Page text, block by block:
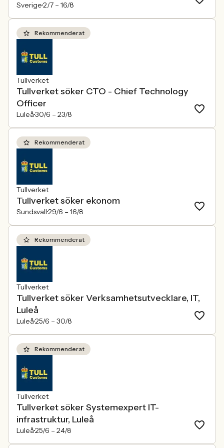
Sverige2/7 – 16/8
Rekommenderat
Tullverket
Tullverket söker CTO - Chief Technology
Officer
Luleå30/6 – 23/8
Rekommenderat
Tullverket
Tullverket söker ekonom
Sundsvall29/6 – 16/8
Rekommenderat
Tullverket
Tullverket söker Verksamhetsutvecklare, IT,
Luleå
Luleå25/6 – 30/8
Rekommenderat
Tullverket
Tullverket söker Systemexpert IT-
infrastruktur, Luleå
Luleå25/6 – 24/8